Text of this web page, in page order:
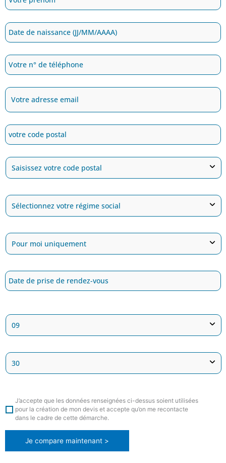
J’accepte que les données renseignées ci-dessus soient utilisées
pour la création de mon devis et accepte qu’on me recontacte
dans le cadre de cette démarche.
Je compare maintenant >